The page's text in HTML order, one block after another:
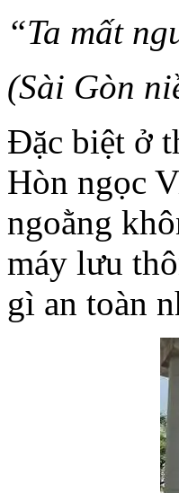
“Ta mất
(Sài Gòn
Đặc biệt ở
Hòn ngọc
ngoằng
máy lưu
gì an toàn